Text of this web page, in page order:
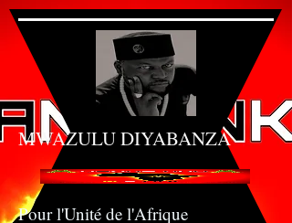
MWAZULU DIYABANZA
Pour l'Unité de l'Afrique